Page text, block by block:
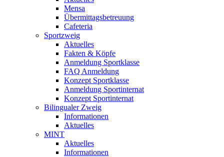
Mensa
Übermittagsbetreuung
Cafeteria
Sportzweig
Aktuelles
Fakten & Köpfe
Anmeldung Sportklasse
FAQ Anmeldung
Konzept Sportklasse
Anmeldung Sportinternat
Konzept Sportinternat
Bilingualer Zweig
Informationen
Aktuelles
MINT
Aktuelles
Informationen